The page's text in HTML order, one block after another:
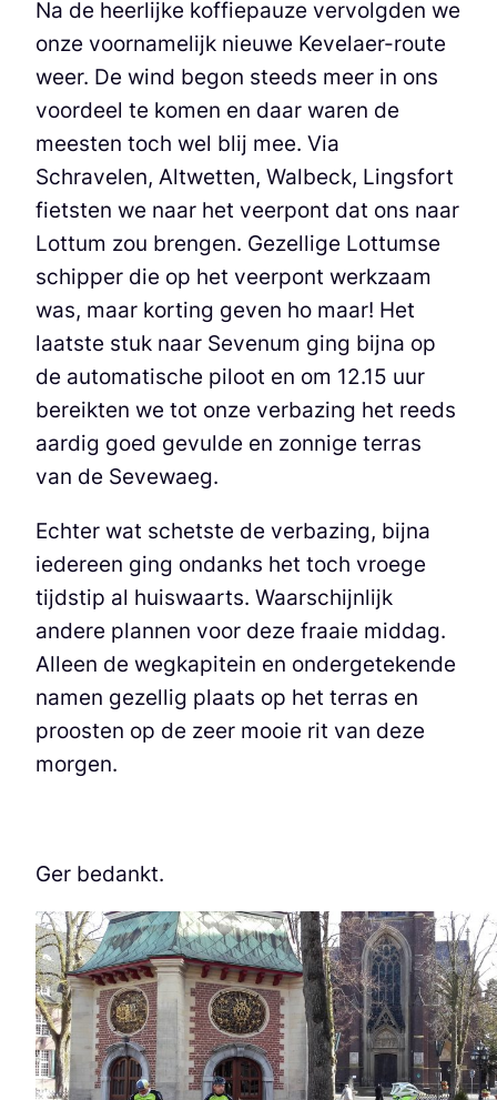
Na de heerlijke koffiepauze vervolgden we
onze voornamelijk nieuwe Kevelaer-route
weer. De wind begon steeds meer in ons
voordeel te komen en daar waren de
meesten toch wel blij mee. Via
Schravelen, Altwetten, Walbeck, Lingsfort
fietsten we naar het veerpont dat ons naar
Lottum zou brengen. Gezellige Lottumse
schipper die op het veerpont werkzaam
was, maar korting geven ho maar! Het
laatste stuk naar Sevenum ging bijna op
de automatische piloot en om 12.15 uur
bereikten we tot onze verbazing het reeds
aardig goed gevulde en zonnige terras
van de Sevewaeg.
Echter wat schetste de verbazing, bijna
iedereen ging ondanks het toch vroege
tijdstip al huiswaarts. Waarschijnlijk
andere plannen voor deze fraaie middag.
Alleen de wegkapitein en ondergetekende
namen gezellig plaats op het terras en
proosten op de zeer mooie rit van deze
morgen.
Ger bedankt.